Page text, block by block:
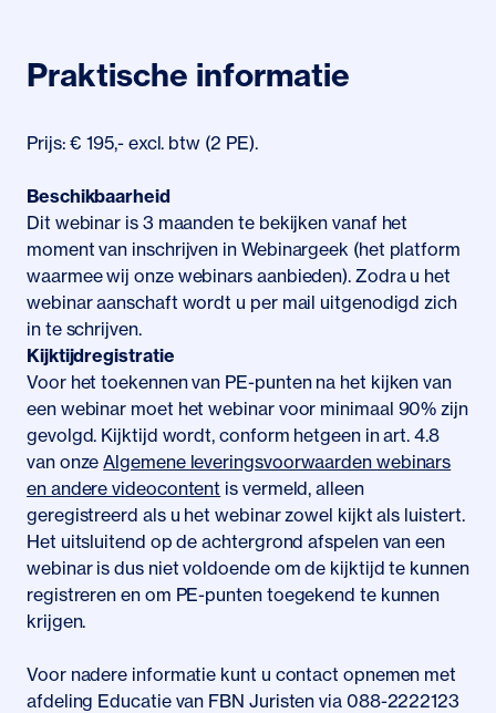
Praktische informatie
Prijs: € 195,- excl. btw (2 PE).
Beschikbaarheid
Dit webinar is 3 maanden te bekijken vanaf het
moment van inschrijven in Webinargeek (het platform
waarmee wij onze webinars aanbieden). Zodra u het
webinar aanschaft wordt u per mail uitgenodigd zich
in te schrijven.
Kijktijdregistratie
Voor het toekennen van PE-punten na het kijken van
een webinar moet het webinar voor minimaal 90% zijn
gevolgd. Kijktijd wordt, conform hetgeen in art. 4.8
van onzeAlgemene leveringsvoorwaarden webinars
en andere videocontent is vermeld, alleen
geregistreerd als u het webinar zowel kijkt als luistert.
Het uitsluitend op de achtergrond afspelen van een
webinar is dus niet voldoende om de kijktijd te kunnen
registreren en om PE-punten toegekend te kunnen
krijgen.
Voor nadere informatie kunt u contact opnemen met
afdeling Educatie van FBN Juristen via 088-2222123